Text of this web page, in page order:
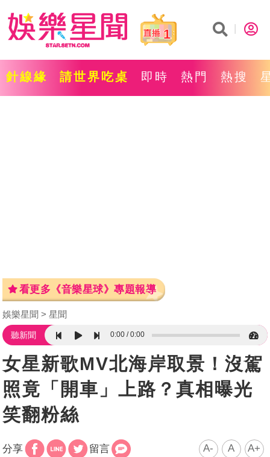
1
針線緣 請世界吃桌 即時 熱門 熱搜
看更多《音樂星球》專題報導
娛樂星聞 星聞
聽新聞 0:00 0:00
女星新歌MV北海岸取景！沒駕
照竟「開車」上路？真相曝光
笑翻粉絲
分享 留言 A- A A+